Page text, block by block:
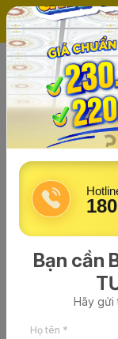
Bạn cần
Hãy gửi
Họ tên *
Trang chủ Tin tức
vinhtuongđăng
55+ mẫu
tam cấp